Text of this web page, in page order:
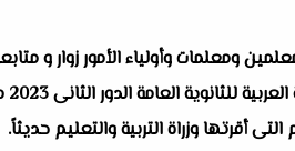
ومعلمات وأولياء الأمور زوار و
للثانوية العامة الدور الثانى 2023 م
أقرتها وزراة التربية والتعليم حديثاً.